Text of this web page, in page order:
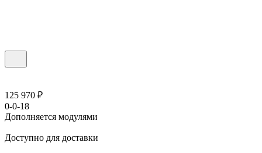
125 970 ₽
0-0-18
Дополняется модулями
Доступно для доставки